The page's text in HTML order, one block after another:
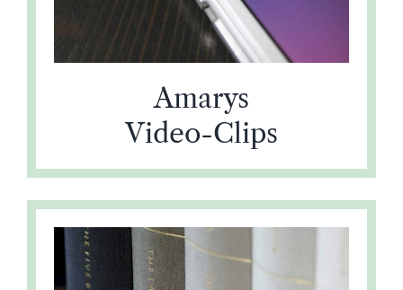
Amarys
Video-Clips